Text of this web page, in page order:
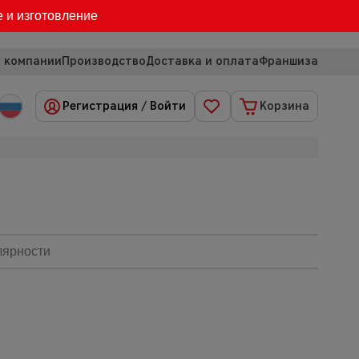
и изготовление
компанииПроизводствоДоставка и оплатаФраншиза
Регистрация / Войти Корзина